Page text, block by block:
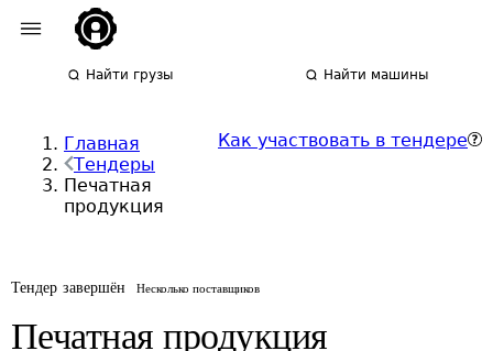
Найти грузы Найти машины
Главная
Тендеры
Печатная
продукция
Как участвовать в тендере
Тендер завершён Несколько поставщиков
Печатная продукция